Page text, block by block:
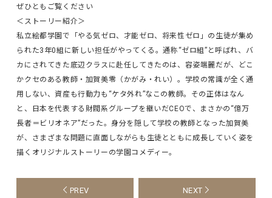
ぜひともご覧ください
＜ストーリー紹介＞
私立絵都学園で「やる気ゼロ、才能ゼロ、将来性ゼロ」の生徒が集め
られた3年0組に新しい担任がやってくる。通称“ゼロ組”と呼ばれ、バ
カにされてきた底辺クラスに赴任してきたのは、容姿端麗だが、どこ
かクセのある教師・加賀美零（かがみ・れい）。学校の常識が全く通
用しない、資産も行動力も“ケタ外れ”なこの教師。その正体はなん
と、日本を代表する財閥系グループを継いだCEOで、まさかの“億万
長者＝ビリオネア”だった。身分を隠して学校の教師となった加賀美
が、さまざまな問題に直面しながらも生徒とともに成長していく姿を
描くオリジナルストーリーの学園コメディー。
PREV NEXT